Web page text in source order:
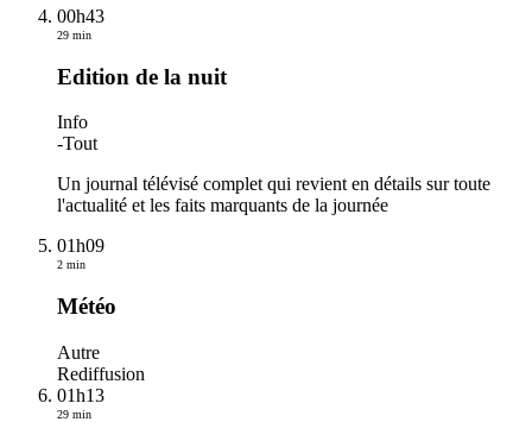
00h43
29 min
Edition de la nuit
Info
-Tout
Un journal télévisé complet qui revient en détails sur toute
l'actualité et les faits marquants de la journée
01h09
2 min
Météo
Autre
Rediffusion
01h13
29 min